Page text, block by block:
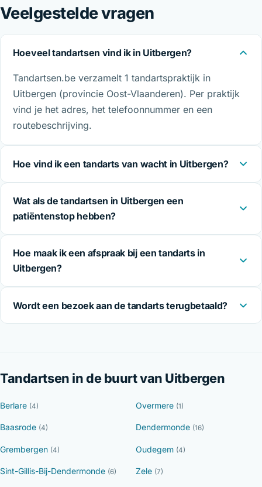
Veelgestelde vragen
Hoeveel tandartsen vind ik in Uitbergen?
Tandartsen.be verzamelt 1 tandartspraktijk in
Uitbergen (provincie Oost-Vlaanderen). Per praktijk
vind je het adres, het telefoonnummer en een
routebeschrijving.
Hoe vind ik een tandarts van wacht in Uitbergen?
Wat als de tandartsen in Uitbergen een
patiëntenstop hebben?
Hoe maak ik een afspraak bij een tandarts in
Uitbergen?
Wordt een bezoek aan de tandarts terugbetaald?
Tandartsen in de buurt van Uitbergen
Berlare (4) Overmere (1)
Baasrode (4) Dendermonde (16)
Grembergen (4) Oudegem (4)
Sint-Gillis-Bij-Dendermonde (6) Zele (7)